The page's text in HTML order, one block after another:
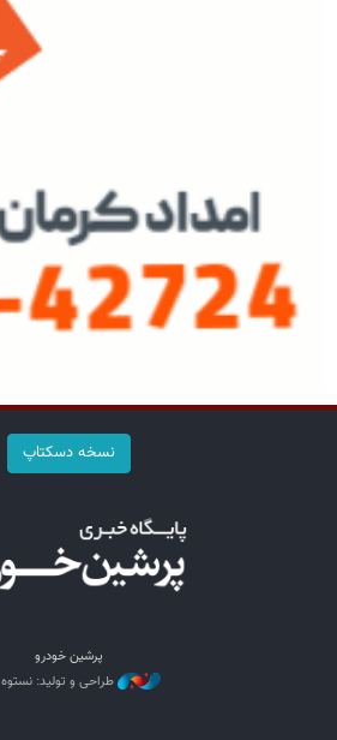
نسخه دسکتاپ
پرشین خودرو
طراحی و تولید: نستوه